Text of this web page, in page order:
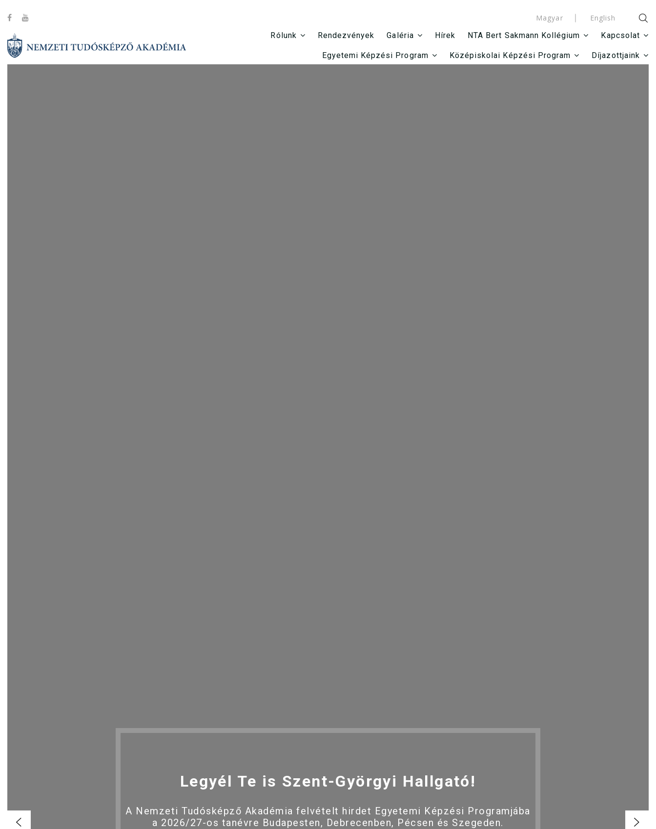
Magyar
English
Rólunk
Rendezvények Galéria Hírek NTA Bert Sakmann Kollégium Kapcsolat
Egyetemi Képzési Program Középiskolai Képzési Program Díjazottjaink
Legyél Te is Szent-Györgyi Hallgató!
A Nemzeti Tudósképző Akadémia felvételt hirdet Egyetemi Képzési Programjába
a 2026/27-os tanévre Budapesten, Debrecenben, Pécsen és Szegeden.